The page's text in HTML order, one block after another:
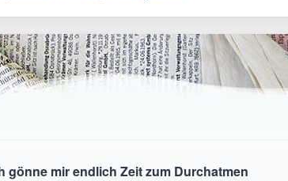
gönne mir endlich Zeit zum Durchatmen